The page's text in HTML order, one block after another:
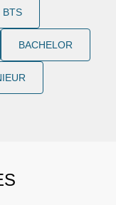
BTS
BACHELOR